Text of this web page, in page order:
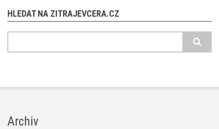
HLEDAT NA ZITRAJEVCERA.CZ
Archiv